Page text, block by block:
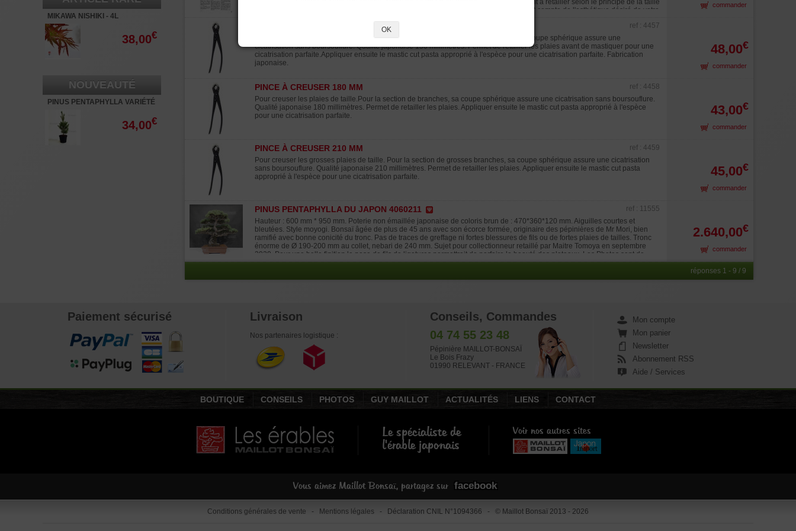
MIKAWA NISHIKI - 4L
38,00€
NOUVEAUTÉ
PINUS PENTAPHYLLA VARIÉTÉ
"RYU JU" POT 3 LITRES
34,00€
taille aura lieu courant juin, les tiges qui se sont developpées depuis le printemps seront à retailler selon le principe de la taille
de printemps, mais en conservant une paire de feuilles supplémentaires. Tout en tenant compte de l'esthétique désiré de votre
commander
ref : 4457
Pour creuser les petites plaies de taille. Pour la section de Ø 6/8 mm de branches, sa coupe sphérique assure une
cicatrisation sans boursouflure. Qualité japonaise 150 millimètres. Permet de retailler les plaies avant de mastiquer pour une
cicatrisation parfaite.Appliquer ensuite le mastic cut pasta approprié à l'espèce pour une cicatrisation parfaite. Fabrication
japonaise.
48,00€
commander
PINCE À CREUSER 180 MM
ref : 4458
Pour creuser les plaies de taille.Pour la section de branches, sa coupe sphérique assure une cicatrisation sans boursouflure.
Qualité japonaise 180 millimètres. Permet de retailler les plaies. Appliquer ensuite le mastic cut pasta approprié à l'espèce
pour une cicatrisation parfaite.
43,00€
commander
PINCE À CREUSER 210 MM
ref : 4459
Pour creuser les grosses plaies de taille. Pour la section de grosses branches, sa coupe sphérique assure une cicatrisation
sans boursouflure. Qualité japonaise 210 millimètres. Permet de retailler les plaies. Appliquer ensuite le mastic cut pasta
approprié à l'espèce pour une cicatrisation parfaite.
45,00€
commander
PINUS PENTAPHYLLA DU JAPON 4060211
ref : 11555
Hauteur : 600 mm * 950 mm. Poterie non émaillée japonaise de coloris brun de : 470*360*120 mm. Aiguilles courtes et
bleutées. Style moyogi. Bonsaï âgée de plus de 45 ans avec son écorce formée, originaire des pépinières de Mr Mori, bien
ramifié avec bonne conicité du tronc. Pas de traces de greffage ni fortes blessures de fils ou de fortes plaies de tailles. Tronc
énorme de Ø 190-200 mm au collet, nebari de 240 mm. Sujet pour collectionneur retaillé par Maitre Tomoya en septembre
2020. Pour une belle finition la pose de fils de ligatures permettrait de parfaire la beauté des plateaux. Les Photos sont de
novembre 2021 après désaiguillage.
2.640,00€
commander
réponses 1 - 9 / 9
Paiement sécurisé Livraison
Nos partenaires logistique :
Conseils, Commandes
04 74 55 23 48
Pépinière MAILLOT-BONSAÏ
Le Bois Frazy
01990 RELEVANT - FRANCE
Mon compte
Mon panier
Newsletter
Abonnement RSS
Aide / Services
BOUTIQUE CONSEILS PHOTOS GUY MAILLOT ACTUALITÉS LIENS CONTACT
Le spécialiste de
l'érable japonais
Voir nos autres sites
Vous aimez Maillot Bonsaï, partagez sur facebook
Conditions générales de vente - Mentions légales - Déclaration CNIL N°1094366 - © Maillot Bonsaï 2013 - 2026
OK